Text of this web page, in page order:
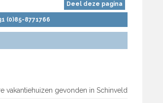
Deel deze pagina
(0)85-8771766
vakantiehuizen gevonden in Schinveld